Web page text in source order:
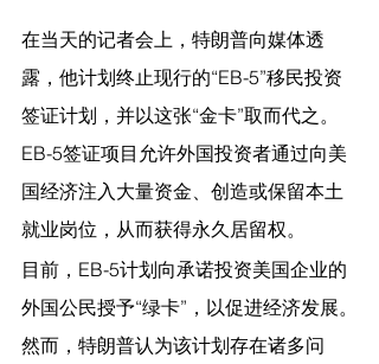
在当天的记者会上，特朗普向媒体透
露，他计划终止现行的“EB-5”移民投资
签证计划，并以这张“金卡”取而代之。
EB-5签证项目允许外国投资者通过向美
国经济注入大量资金、创造或保留本土
就业岗位，从而获得永久居留权。
目前，EB-5计划向承诺投资美国企业的
外国公民授予“绿卡”，以促进经济发展。
然而，特朗普认为该计划存在诸多问